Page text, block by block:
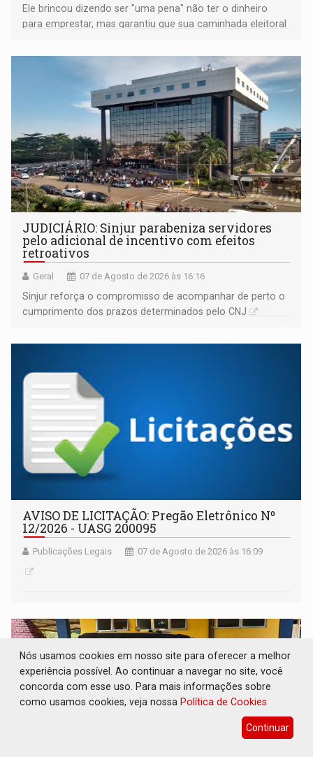
Ele brincou dizendo ser "uma pena" não ter o dinheiro
para emprestar, mas garantiu que sua caminhada eleitoral
JUDICIÁRIO: Sinjur parabeniza servidores
pelo adicional de incentivo com efeitos
retroativos
Geral 07 de Agosto de 2026 às 16:16
Sinjur reforça o compromisso de acompanhar de perto o
cumprimento dos prazos determinados pelo CNJ
AVISO DE LICITAÇÃO: Pregão Eletrônico Nº
12/2026 - UASG 200095
Publicações Legais 07 de Agosto de 2026 às 16:09
Nós usamos cookies em nosso site para oferecer a melhor
experiência possível. Ao continuar a navegar no site, você
concorda com esse uso. Para mais informações sobre
como usamos cookies, veja nossa Política de Cookies
Continuar